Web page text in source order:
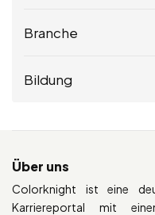
Branche
Bildung
Über uns
Colorknight ist eine
Karriereportal mit